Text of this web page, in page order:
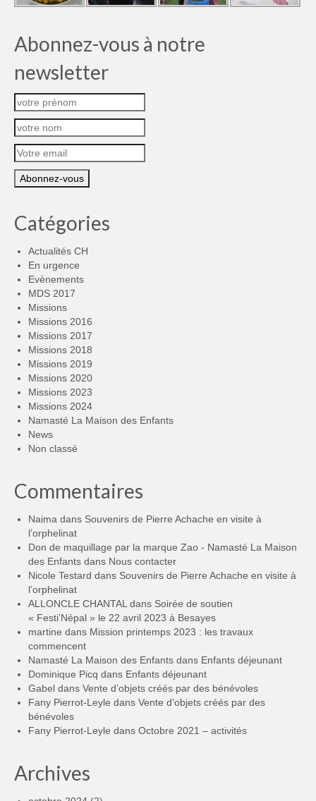
Abonnez-vous à notre
newsletter
Catégories
Actualités CH
En urgence
Evènements
MDS 2017
Missions
Missions 2016
Missions 2017
Missions 2018
Missions 2019
Missions 2020
Missions 2023
Missions 2024
Namasté La Maison des Enfants
News
Non classé
Commentaires
Naima dans Souvenirs de Pierre Achache en visite à
l’orphelinat
Don de maquillage par la marque Zao - Namasté La Maison
des Enfants dans Nous contacter
Nicole Testard dans Souvenirs de Pierre Achache en visite à
l’orphelinat
ALLONCLE CHANTALdans Soirée de soutien
« Festi’Népal » le 22 avril 2023 à Besayes
martine dans Mission printemps 2023 : les travaux
commencent
Namasté La Maison des Enfants dans Enfants déjeunant
Dominique Picq dans Enfants déjeunant
Gabel dans Vente d’objets créés par des bénévoles
Fany Pierrot-Leyle dans Vente d’objets créés par des
bénévoles
Fany Pierrot-Leyle dans Octobre 2021 – activités
Archives